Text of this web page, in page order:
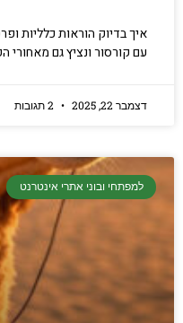
איך בדיוק הוראות כלליות
עם קורסור ונציץ גם מאחורי
דצמבר 22, 2025
למפתחי ובוני אתרי אינטרנט